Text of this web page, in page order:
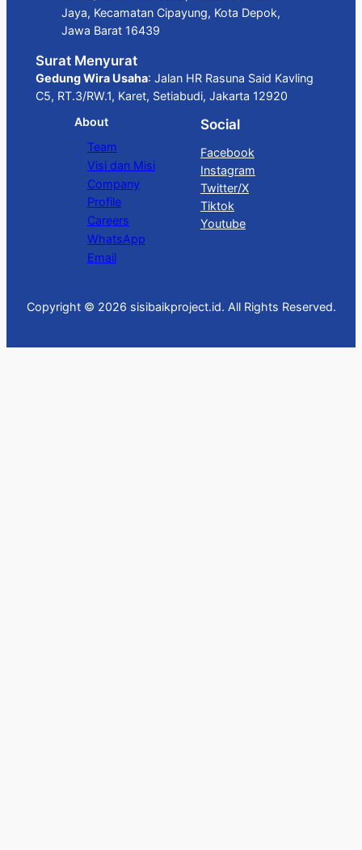
Jaya, Kecamatan Cipayung, Kota Depok,
Jawa Barat 16439
Surat Menyurat
Gedung Wira Usaha: Jalan HR Rasuna Said Kavling
C5, RT.3/RW.1, Karet, Setiabudi, Jakarta 12920
About
Team
Visi dan Misi
Company
Profile
Careers
WhatsApp
Email
Social
Facebook
Instagram
Twitter/X
Tiktok
Youtube
Copyright © 2026 sisibaikproject.id. All Rights Reserved.